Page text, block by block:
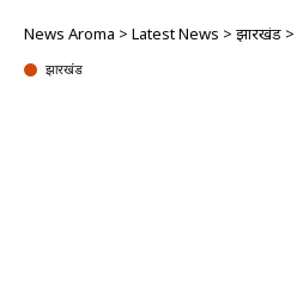
News Aroma > Latest News > झारखंड >
झारखंड